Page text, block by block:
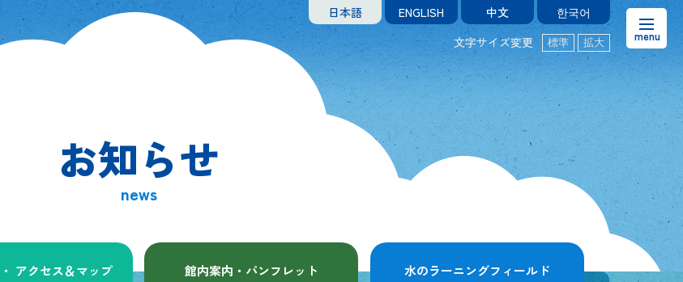
日本語 ENGLISH 中文
한국어
文字サイズ変更
標準 拡大
お知らせ
熊本市水の科学館とは
ご利用案内・アクセス＆マップ
水のラーニングフィールド
お知らせ
news
アクセス＆マップ 館内案内・パンフレット 水のラーニングフィールド